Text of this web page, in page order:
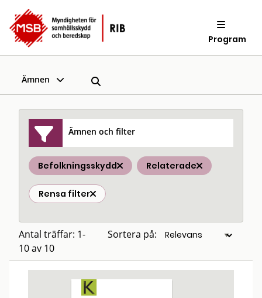
Program
Ämnen
Ämnen och filter
Befolkningsskydd Relaterade
Rensa filter
Antal träffar: 1-
10 av 10
Sortera på: